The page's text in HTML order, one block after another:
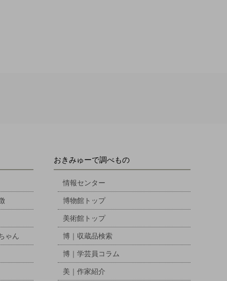
ゃん
おきみゅーで調べもの
情報センター
博物館トップ
美術館トップ
博｜収蔵品検索
博｜学芸員コラム
美｜作家紹介